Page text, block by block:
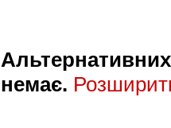
Альтернативних
немає.